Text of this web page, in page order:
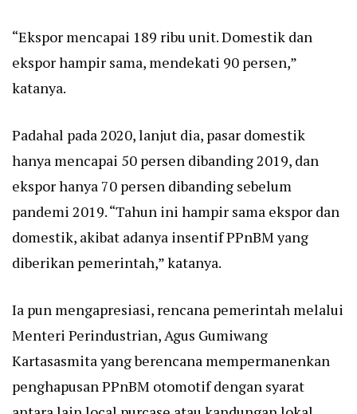
“Ekspor mencapai 189 ribu unit. Domestik dan
ekspor hampir sama, mendekati 90 persen,”
katanya.
Padahal pada 2020, lanjut dia, pasar domestik
hanya mencapai 50 persen dibanding 2019, dan
ekspor hanya 70 persen dibanding sebelum
pandemi 2019. “Tahun ini hampir sama ekspor dan
domestik, akibat adanya insentif PPnBM yang
diberikan pemerintah,” katanya.
Ia pun mengapresiasi, rencana pemerintah melalui
Menteri Perindustrian, Agus Gumiwang
Kartasasmita yang berencana mempermanenkan
penghapusan PPnBM otomotif dengan syarat